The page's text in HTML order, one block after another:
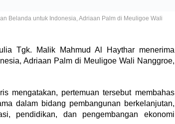
Belanda untuk Indonesia, Adriaan Palm di Meuligoe Wali
Tgk. Malik Mahmud Al Haythar menerima
Adriaan Palm di Meuligoe Wali Nanggroe,
mengatakan, pertemuan tersebut membahas
dalam bidang pembangunan berkelanjutan,
pendidikan, dan pengembangan ekonomi